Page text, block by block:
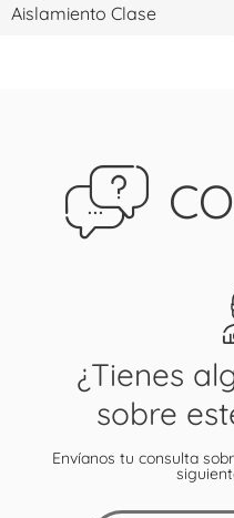
Aislamiento Clase
¿Tienes
sobre
Envíanos tu consulta